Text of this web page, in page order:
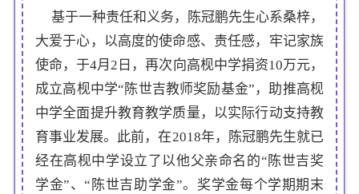
基于一种责任和义务，陈冠鹏先生心系桑梓，
大爱于心，以高度的使命感、责任感，牢记家族
使命，于4月2日，再次向高枧中学捐资10万元，
成立高枧中学“陈世吉教师奖励基金”，助推高枧
中学全面提升教育教学质量，以实际行动支持教
育事业发展。此前，在2018年，陈冠鹏先生就已
经在高枧中学设立了以他父亲命名的“陈世吉奖
学金”、“陈世吉助学金”。奖学金每个学期期末